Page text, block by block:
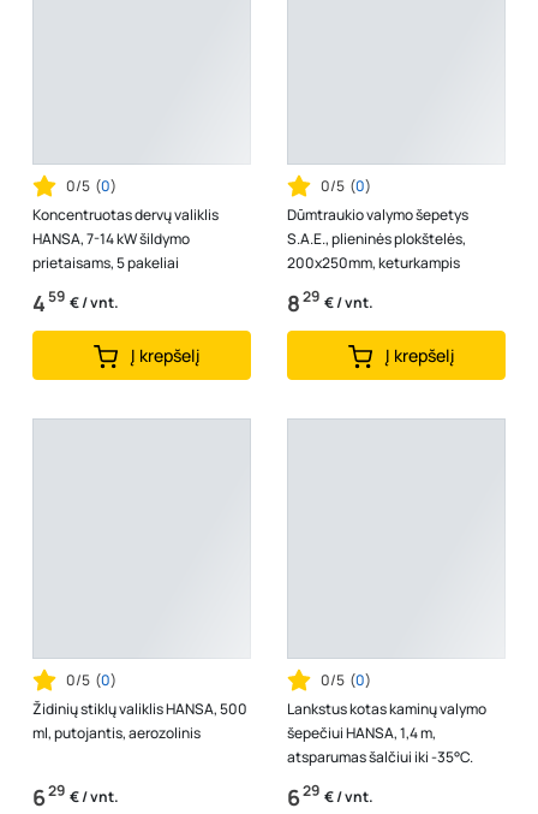
0/5 (0)
Koncentruotas dervų valiklis
HANSA, 7-14 kW šildymo
prietaisams, 5 pakeliai
459 € / vnt.
Į krepšelį
0/5 (0)
Dūmtraukio valymo šepetys
S.A.E., plieninės plokštelės,
200x250mm, keturkampis
829 € / vnt.
Į krepšelį
0/5 (0)
Židinių stiklų valiklis HANSA, 500
ml, putojantis, aerozolinis
629 € / vnt.
0/5 (0)
Lankstus kotas kaminų valymo
šepečiui HANSA, 1,4 m,
atsparumas šalčiui iki -35°C.
629 € / vnt.